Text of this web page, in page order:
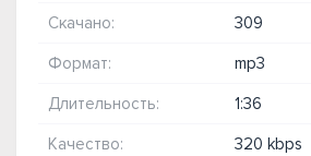
Скачано: 309
Формат: mp3
Длительность: 1:36
Качество: 320 kbps